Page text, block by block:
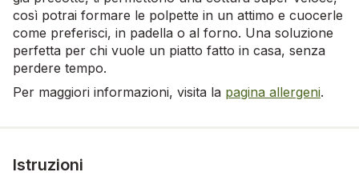
così potrai formare le polpette in un attimo e cuocerle
come preferisci, in padella o al forno. Una soluzione
perfetta per chi vuole un piatto fatto in casa, senza
perdere tempo.
Per maggiori informazioni, visita la pagina allergeni.
Istruzioni